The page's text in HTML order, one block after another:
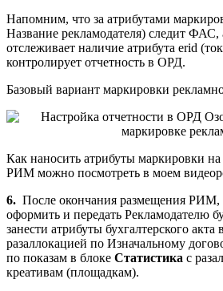
Напомним, что за атрибутами
Название рекламодателя) следит ФАС,
отслеживает наличие атрибута erid
контролирует отчетность в ОРД.
Базовый вариант маркировки
Как наносить атрибуты маркировки
РИМ можно посмотреть в моем
6. После окончания размещения РИМ,
оформить и передать Рекламодателю
занести атрибуты бухгалтерского
разаллокацией по Изначальному
по показам в блоке Статистика с
креативам (площадкам).